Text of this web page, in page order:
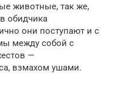
животные, так же,
обидчика
они поступают и с
между собой с
—
взмахом ушами.